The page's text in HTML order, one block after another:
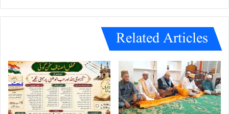
e
Related Articles